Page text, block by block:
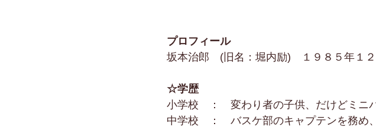
プロフィール
坂本治郎　(旧名：堀内励)　１９８５年１
☆学歴
小学校　：　変わり者の子供、だけどミニ
中学校　：　バスケ部のキャプテンを務め